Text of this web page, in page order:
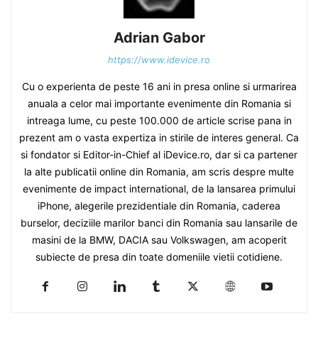
Adrian Gabor
https://www.idevice.ro
Cu o experienta de peste 16 ani in presa online si urmarirea
anuala a celor mai importante evenimente din Romania si
intreaga lume, cu peste 100.000 de article scrise pana in
prezent am o vasta expertiza in stirile de interes general. Ca
si fondator si Editor-in-Chief al iDevice.ro, dar si ca partener
la alte publicatii online din Romania, am scris despre multe
evenimente de impact international, de la lansarea primului
iPhone, alegerile prezidentiale din Romania, caderea
burselor, deciziile marilor banci din Romania sau lansarile de
masini de la BMW, DACIA sau Volkswagen, am acoperit
subiecte de presa din toate domeniile vietii cotidiene.